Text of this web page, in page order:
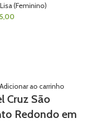
(Feminino)
Adicionar ao carrinho
Cruz São
Redondo em